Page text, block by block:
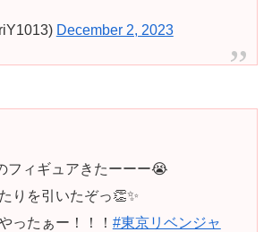
December 2, 2023
フィギュアきたーーー😭
りを引いたぞっ👏✨
ったぁー！！！ #東京リベンジャ